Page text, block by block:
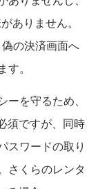
ありません。
の決済画面へ
す。
ーを守るため、
須ですが、同時
スワードの取り
さくらのレンタ